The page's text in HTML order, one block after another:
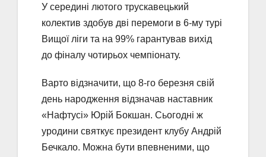
У середині лютого трускавецький
колектив здобув дві перемоги в 6-му турі
Вищої ліги та на 99% гарантував вихід
до фіналу чотирьох чемпіонату.
Варто відзначити, що 8-го березня свій
день народження відзначав наставник
«Нафтусі» Юрій Бокшан. Сьогодні ж
уродини святкує президент клубу Андрій
Бечкало. Можна бути впевненими, що